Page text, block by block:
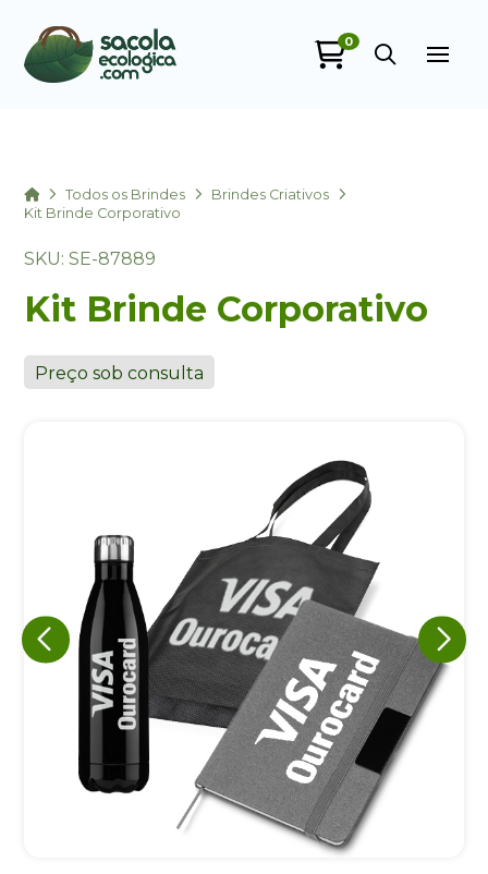
0
HomeTodos os Brindes
Brindes Criativos
Kit Brinde Corporativo
SKU: SE-87889
Kit Brinde Corporativo
Preço sob consulta
Eu concordo em receber comunicações.
A nossa empresa está comprometida a proteger e respeitar
sua privacidade, utilizaremos seus dados apenas para fins
de marketing. Você pode alterar suas preferências a
qualquer momento.
Iniciar conversa